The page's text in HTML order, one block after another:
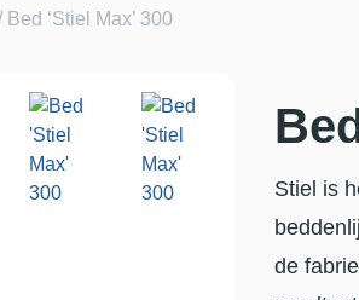
Bed ‘Stiel Max’ 300
Stiel is
de